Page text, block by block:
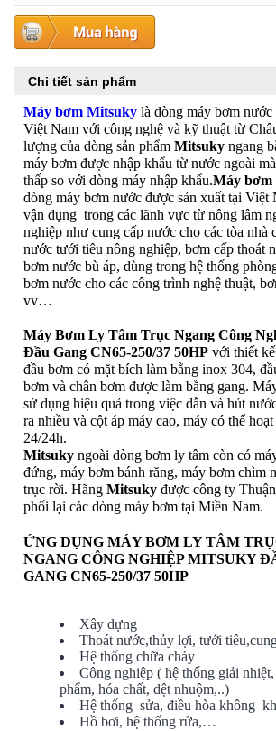
Chi tiết sản phẩm
Máy bơm Mitsuky là dòng máy bơm nước
Việt Nam với công nghệ và kỹ thuật từ
lượng của dòng sản phẩm Mitsuky ngang
máy bơm được nhập khẩu từ nước ngoài
thấp so với dòng máy nhập khẩu.Máy
dòng máy bơm nước được sản xuất tại Việt
vận dụng trong các lãnh vực từ nông lâm
nghiệp như cung cấp nước cho các tòa nhà
nước tưới tiêu nông nghiệp, bơm cấp thoát
bơm nước bù áp, dùng trong hệ thống
bơm nước cho các công trình nghệ thuật,
vv…
Máy Bơm Ly Tâm Trục Ngang Công
Đầu Gang CN65-250/37 50HP với thiết
đầu bơm có mặt bích làm bằng inox 304,
bơm và chân bơm được làm bằng gang.
sử dụng hiệu quả trong việc dẫn và hút
ra nhiều và cột áp máy cao, máy có thể
24/24h.
Mitsuky ngoài dòng bơm ly tâm còn có
đứng, máy bơm bánh răng, máy bơm chìm
trục rời. Hãng Mitsuky được công ty
phối lại các dòng máy bơm tại Miền Nam.
ỨNG DỤNG MÁY BƠM LY TÂM
NGANG CÔNG NGHIỆP MITSUKY
GANG CN65-250/37 50HP
Xây dựng
Thoát nước,thủy lợi, tưới
Hệ thống chữa cháy
Công nghiệp ( hệ thống giải
phẩm, hóa chất, dệt nhuộm,..)
Hệ thống sửa, điều hòa không
Hồ bơi, hệ thống rửa,…